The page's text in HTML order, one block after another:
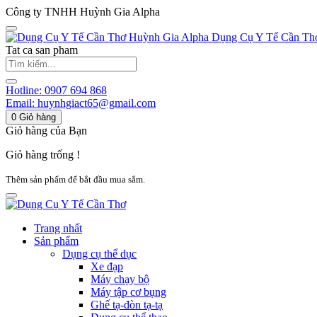
Công ty TNHH Huỳnh Gia Alpha
Huỳnh Gia Alpha Dụng Cụ Y Tế Cần
Tat ca san pham
Hotline: 0907 694 868
Email: huynhgiact65@gmail.com
0 Giỏ hàng
Giỏ hàng của Bạn
Giỏ hàng trống !
Thêm sản phẩm để bắt đầu mua sắm.
Trang nhất
Sản phẩm
Dụng cụ thể dục
Xe đạp
Máy chạy bộ
Máy tập cơ bụng
Ghế tạ-đòn tạ-tạ